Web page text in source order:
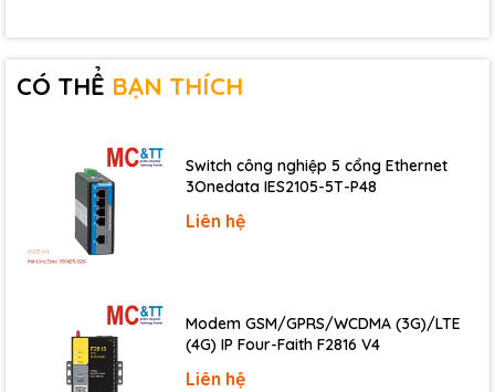
CÓ THỂ BẠN THÍCH
Switch công nghiệp 5 cổng Ethernet
3Onedata IES2105-5T-P48
Liên hệ
Modem GSM/GPRS/WCDMA (3G)/LTE
(4G) IP Four-Faith F2816 V4
Liên hệ